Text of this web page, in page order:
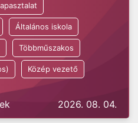
Általános iskola
Többműszakos
Közép vezető
2026. 08. 04.